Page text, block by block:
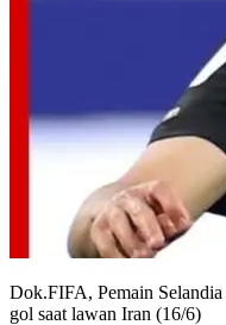
Dok.FIFA, Pemain
gol saat lawan Iran (16/6)